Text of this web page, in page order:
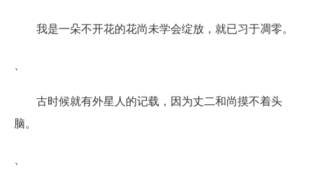
我是一朵不开花的花尚未学会绽放，就已习于凋零。
古时候就有外星人的记载，因为丈二和尚摸不着头
脑。